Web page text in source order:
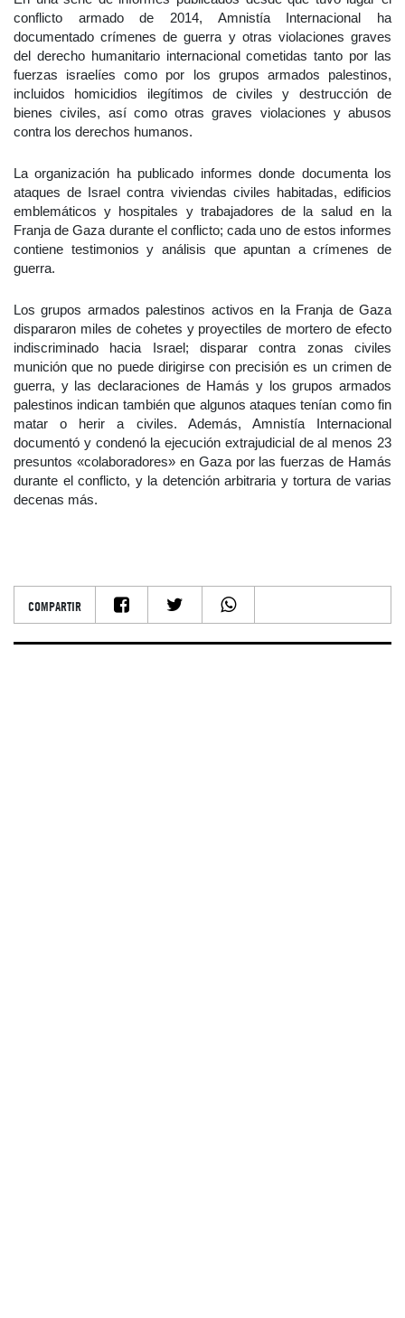
conflicto armado de 2014, Amnistía Internacional ha
documentado crímenes de guerra y otras violaciones graves
del derecho humanitario internacional cometidas tanto por las
fuerzas israelíes como por los grupos armados palestinos,
incluidos homicidios ilegítimos de civiles y destrucción de
bienes civiles, así como otras graves violaciones y abusos
contra los derechos humanos.
La organización ha publicado informes donde documenta los
ataques de Israel contra viviendas civiles habitadas, edificios
emblemáticos y hospitales y trabajadores de la salud en la
Franja de Gaza durante el conflicto; cada uno de estos informes
contiene testimonios y análisis que apuntan a crímenes de
guerra.
Los grupos armados palestinos activos en la Franja de Gaza
dispararon miles de cohetes y proyectiles de mortero de efecto
indiscriminado hacia Israel; disparar contra zonas civiles
munición que no puede dirigirse con precisión es un crimen de
guerra, y las declaraciones de Hamás y los grupos armados
palestinos indican también que algunos ataques tenían como fin
matar o herir a civiles. Además, Amnistía Internacional
documentó y condenó la ejecución extrajudicial de al menos 23
presuntos «colaboradores» en Gaza por las fuerzas de Hamás
durante el conflicto, y la detención arbitraria y tortura de varias
decenas más.
COMPARTIR